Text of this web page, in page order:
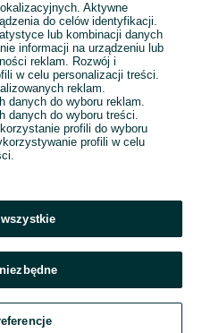
4 5
/ SMS
Aktywne
do celów identyfikacji.
lub kombinacji danych
informacji na urządzeniu lub
reklam. Rozwój i
w celu personalizacji treści.
reklam.
danych do wyboru reklam.
danych do wyboru treści.
profili do wyboru
profili w celu